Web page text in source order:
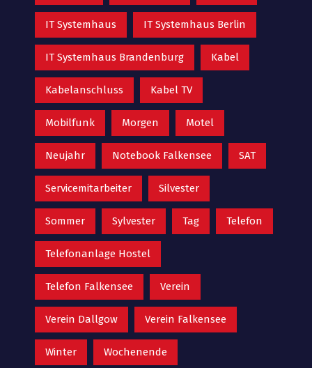
IT Systemhaus IT Systemhaus Berlin
IT Systemhaus Brandenburg Kabel
Kabelanschluss Kabel TV
Mobilfunk Morgen Motel
Neujahr Notebook Falkensee SAT
Servicemitarbeiter Silvester
Sommer Sylvester Tag Telefon
Telefonanlage Hostel
Telefon Falkensee Verein
Verein Dallgow Verein Falkensee
Winter Wochenende